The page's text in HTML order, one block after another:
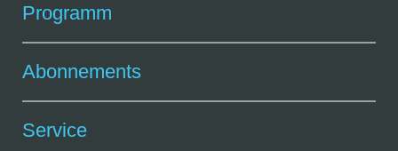
Programm
Abonnements
Service